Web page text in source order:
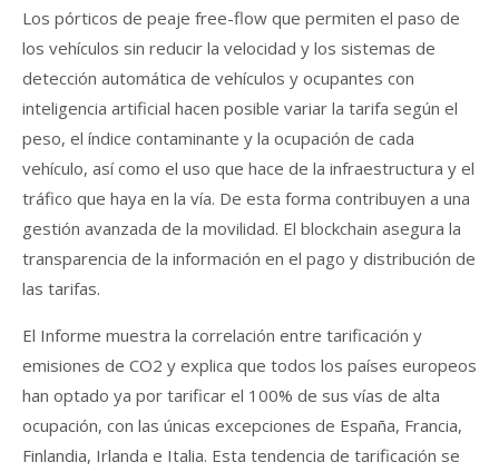
Los pórticos de peaje free-flow que permiten el paso de
los vehículos sin reducir la velocidad y los sistemas de
detección automática de vehículos y ocupantes con
inteligencia artificial hacen posible variar la tarifa según el
peso, el índice contaminante y la ocupación de cada
vehículo, así como el uso que hace de la infraestructura y el
tráfico que haya en la vía. De esta forma contribuyen a una
gestión avanzada de la movilidad. El blockchain asegura la
transparencia de la información en el pago y distribución de
las tarifas.
El Informe muestra la correlación entre tarificación y
emisiones de CO2 y explica que todos los países europeos
han optado ya por tarificar el 100% de sus vías de alta
ocupación, con las únicas excepciones de España, Francia,
Finlandia, Irlanda e Italia. Esta tendencia de tarificación se